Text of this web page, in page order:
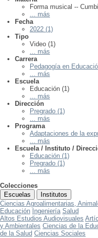
Forma musical --
... más
Fecha
2022 (1)
Tipo
Video (1)
... más
Carrera
Pedagogía en
... más
Escuela
Educación (1)
... más
Dirección
Pregrado (1)
... más
Programa
Adaptaciones de la
... más
Escuela / Instituto /
Educación (1)
Pregrado (1)
... más
Colecciones
Escuelas
Institutos
Ciencias Agroalimentarias,
Educación Ingeniería Salud
Altos Estudios Audiovisuales
y Ambientales Ciencias de la
de la Salud Ciencias Sociales